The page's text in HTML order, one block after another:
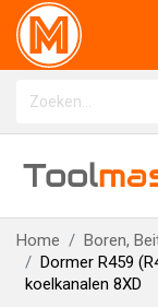
Tool
Home Boren,
Dormer R459
koelkanalen 8XD